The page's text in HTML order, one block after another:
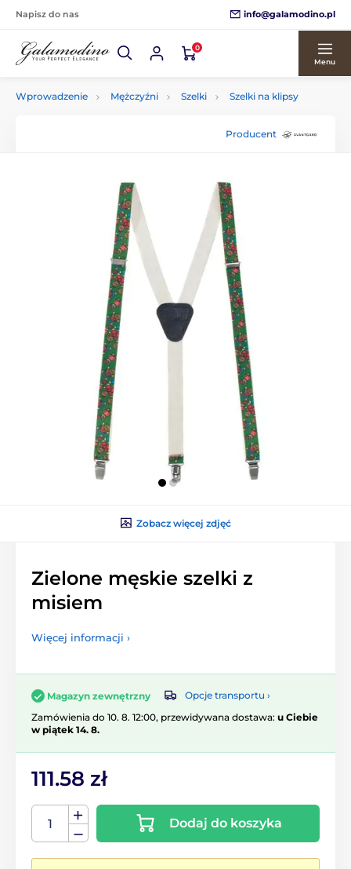
Napisz do nas info@galamodino.pl
0
Menu
Wprowadzenie Mężczyźni Szelki Szelki na klipsy
Producent
Zobacz więcej zdjęć
Zielone męskie szelki z
misiem
Więcej informacji ›
Magazyn zewnętrzny
Opcje transportu ›
Zamówienia do 10. 8. 12:00, przewidywana dostawa: u Ciebie
w piątek 14. 8.
111.58 zł
Dodaj do koszyka